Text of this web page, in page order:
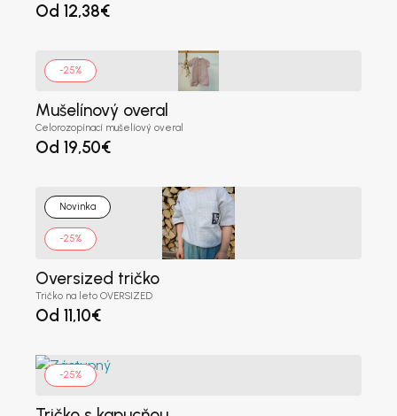
Od 12,38€
-25%
Mušelínový overal
Celorozopínací mušelíový overal
Od 19,50€
Novinka
-25%
Oversized tričko
Tričko na leto OVERSIZED
Od 11,10€
-25%